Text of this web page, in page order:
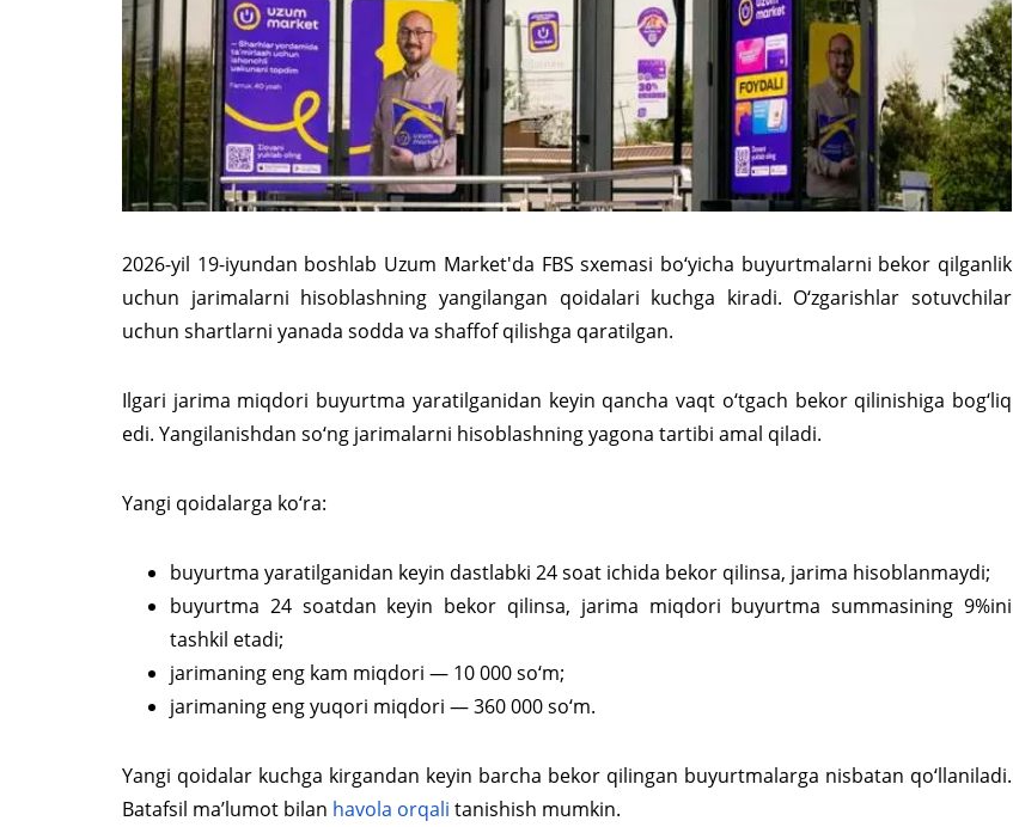
2026-yil 19-iyundan boshlab Uzum Market'da FBS sxemasi bo‘yicha buyurtmalarni bekor qilganlik
uchun jarimalarni hisoblashning yangilangan qoidalari kuchga kiradi. O‘zgarishlar sotuvchilar
uchun shartlarni yanada sodda va shaffof qilishga qaratilgan.
Ilgari jarima miqdori buyurtma yaratilganidan keyin qancha vaqt o‘tgach bekor qilinishiga bog‘liq
edi. Yangilanishdan so‘ng jarimalarni hisoblashning yagona tartibi amal qiladi.
Yangi qoidalarga ko‘ra:
buyurtma yaratilganidan keyin dastlabki 24 soat ichida bekor qilinsa, jarima hisoblanmaydi;
buyurtma 24 soatdan keyin bekor qilinsa, jarima miqdori buyurtma summasining 9%ini
tashkil etadi;
jarimaning eng kam miqdori — 10 000 so‘m;
jarimaning eng yuqori miqdori — 360 000 so‘m.
Yangi qoidalar kuchga kirgandan keyin barcha bekor qilingan buyurtmalarga nisbatan qo‘llaniladi.
Batafsil ma’lumot bilan havola orqali tanishish mumkin.